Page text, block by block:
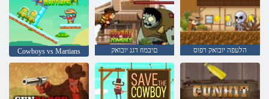
Cowboys vs Martians םיבמוז דגנ יובואק הלעפה יובואק רפוס